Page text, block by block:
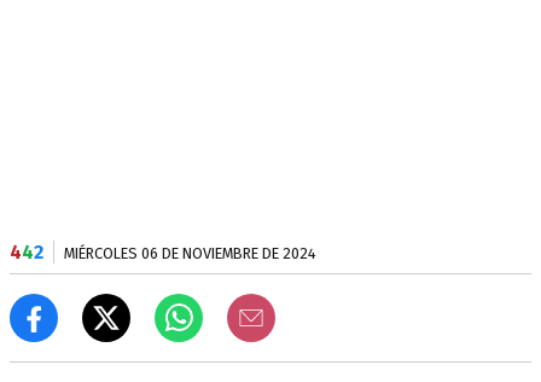
442 MIÉRCOLES 06 DE NOVIEMBRE DE 2024